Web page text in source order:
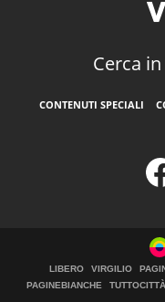
Cerca
CONTENUTI SPECIALI
LIBERO VIRGILIO
PAGINEBIANCHE
TUTTOCITTÀ